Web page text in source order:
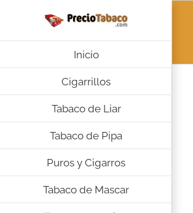
contenido
Inicio
Cigarrillos
Tabaco de Liar
Tabaco de Pipa
Puros y Cigarros
Tabaco de Mascar